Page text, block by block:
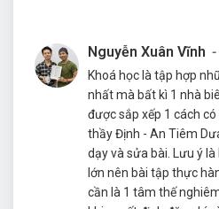
Nguyễn Xuân Vĩnh
Khoá học là tập hợp
nhất mà bất kì 1 nhà
được sắp xếp 1 cách
thầy Định - An Tiêm
dạy và sửa bài. Lưu ý
lớn nên bài tập thực
cần là 1 tâm thế